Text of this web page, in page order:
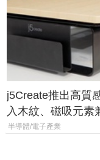
j5Create推出高質
入木紋、磁吸元素
半導體/電子產業